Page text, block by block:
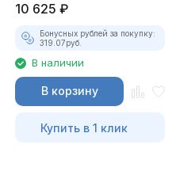
10 625 ₽
Бонусных рублей за покупку:
319.07руб.
В наличии
В корзину
Купить в 1 клик